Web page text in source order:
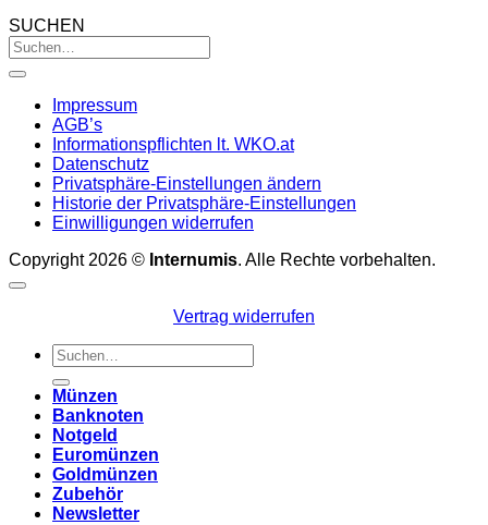
SUCHEN
Impressum
AGB’s
Informationspflichten lt. WKO.at
Datenschutz
Privatsphäre-Einstellungen ändern
Historie der Privatsphäre-Einstellungen
Einwilligungen widerrufen
Copyright 2026 © Internumis. Alle Rechte vorbehalten.
Vertrag widerrufen
Suchen
nach:
Münzen
Banknoten
Notgeld
Euromünzen
Goldmünzen
Zubehör
Newsletter